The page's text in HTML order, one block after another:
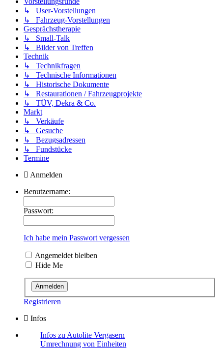
↳ User-Vorstellungen
↳ Fahrzeug-Vorstellungen
Gesprächstherapie
↳ Small-Talk
↳ Bilder von Treffen
Technik
↳ Technikfragen
↳ Technische Informationen
↳ Historische Dokumente
↳ Restaurationen / Fahrzeugprojekte
↳ TÜV, Dekra & Co.
Markt
↳ Verkäufe
↳ Gesuche
↳ Bezugsadressen
↳ Fundstücke
Termine
Anmelden
Benutzername:
Passwort:
Ich habe mein Passwort vergessen
Angemeldet bleiben
Hide Me
Registrieren
Infos
Infos zu Autolite Vergasern
Umrechnung von Einheiten